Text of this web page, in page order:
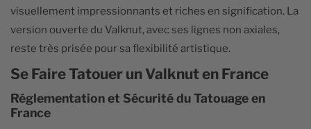
visuellement impressionnants et riches en signification. La
version ouverte du Valknut, avec ses lignes non axiales,
reste très prisée pour sa flexibilité artistique.
Se Faire Tatouer un Valknut en France
Réglementation et Sécurité du Tatouage en
France